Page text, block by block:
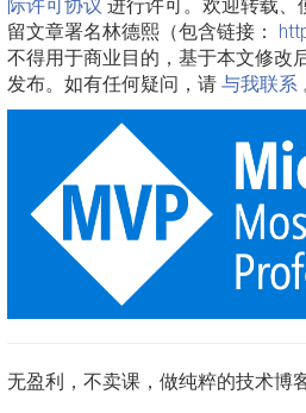
际许可协议 进行许可。欢迎转载、
留文章署名林德熙（包含链接：
不得用于商业目的，基于本文修改
发布。如有任何疑问，请 与我联系
无盈利，不卖课，做纯粹的技术博